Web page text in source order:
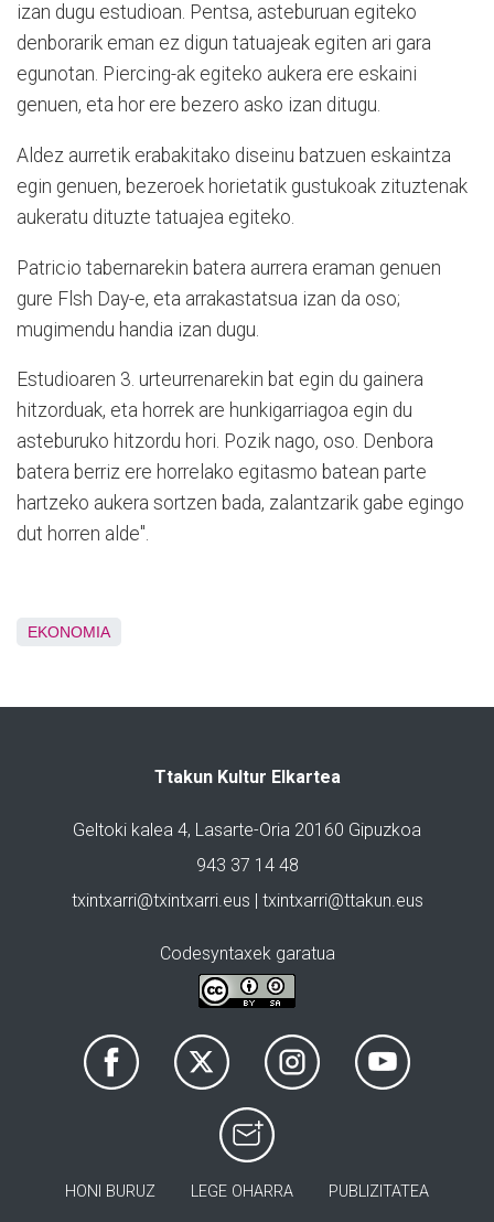
izan dugu estudioan. Pentsa, asteburuan egiteko
denborarik eman ez digun tatuajeak egiten ari gara
egunotan. Piercing-ak egiteko aukera ere eskaini
genuen, eta hor ere bezero asko izan ditugu.
Aldez aurretik erabakitako diseinu batzuen eskaintza
egin genuen, bezeroek horietatik gustukoak zituztenak
aukeratu dituzte tatuajea egiteko.
Patricio tabernarekin batera aurrera eraman genuen
gure Flsh Day-e, eta arrakastatsua izan da oso;
mugimendu handia izan dugu.
Estudioaren 3. urteurrenarekin bat egin du gainera
hitzorduak, eta horrek are hunkigarriagoa egin du
asteburuko hitzordu hori. Pozik nago, oso. Denbora
batera berriz ere horrelako egitasmo batean parte
hartzeko aukera sortzen bada, zalantzarik gabe egingo
dut horren alde".
EKONOMIA
Ttakun Kultur Elkartea
Geltoki kalea 4, Lasarte-Oria 20160 Gipuzkoa
943 37 14 48
txintxarri@txintxarri.eus | txintxarri@ttakun.eus
Codesyntaxek garatua
HONI BURUZ LEGE OHARRA PUBLIZITATEA